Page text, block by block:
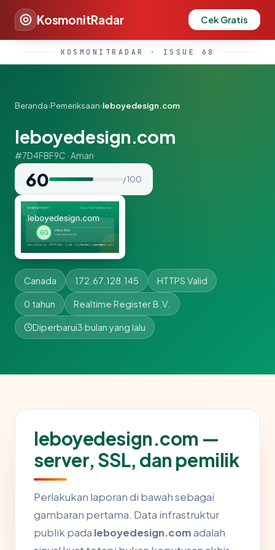
KosmonitRadar Cek Gratis
KOSMONITRADAR · ISSUE 68
Beranda›Pemeriksaan›leboyedesign.com
leboyedesign.com
#7D4FBF9C · Aman
60 / 100
Canada 172.67.128.145 HTTPS Valid
0 tahun Realtime Register B.V.
Diperbarui3 bulan yang lalu
leboyedesign.com —
server, SSL, dan pemilik
Perlakukan laporan di bawah sebagai
gambaran pertama. Data infrastruktur
publik pada leboyedesign.comadalah